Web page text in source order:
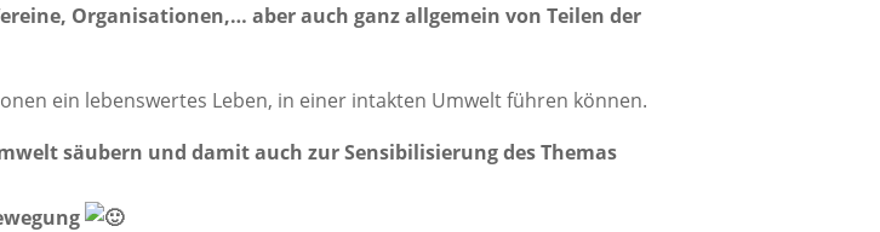
Organisationen,… aber auch ganz allgemein von Teilen der
ein lebenswertes Leben, in einer intakten Umwelt führen können.
säubern und damit auch zur Sensibilisierung des Themas